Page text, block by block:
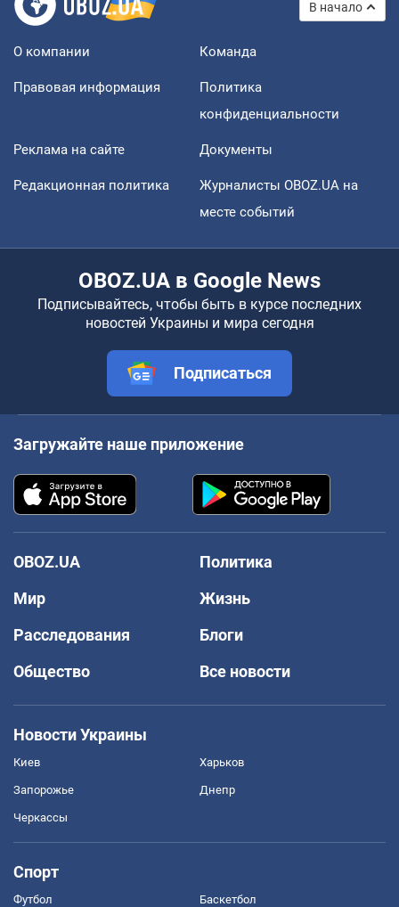
В начало
О компании Команда
Правовая информация
Политика
конфиденциальности
Реклама на сайте Документы
Редакционная политика
Журналисты OBOZ.UA на
месте событий
OBOZ.UA в Google News
Подписывайтесь, чтобы быть в курсе последних
новостей Украины и мира сегодня
Подписаться
Загружайте наше приложение
OBOZ.UA
Политика
Мир
Жизнь
Расследования
Блоги
Общество
Все новости
Новости Украины
Киев Харьков
Запорожье Днепр
Черкассы
Спорт
Футбол Баскетбол